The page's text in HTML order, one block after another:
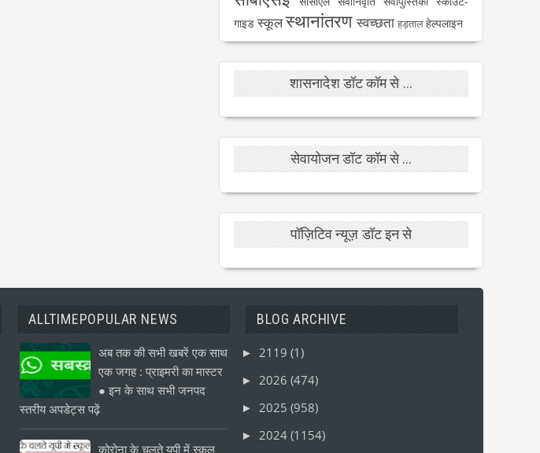
गाइड स्कूलस्थानांतरण स्वच्छता हड़तालहेल्पलाइन
शासनादेश डॉट कॉम से ...
सेवायोजन डॉट कॉम से ...
पॉज़िटिव न्यूज़ डॉट इन से
ALLTIMEPOPULAR NEWS
अब तक की सभी खबरें एक साथ
एक जगह : प्राइमरी का मास्टर
● इन के साथ सभी जनपद
स्तरीय अपडेट्स पढ़ें
कोरोना के चलते यूपी में स्कूल
BLOG ARCHIVE
► 2119(1)
► 2026(474)
► 2025(958)
► 2024(1154)